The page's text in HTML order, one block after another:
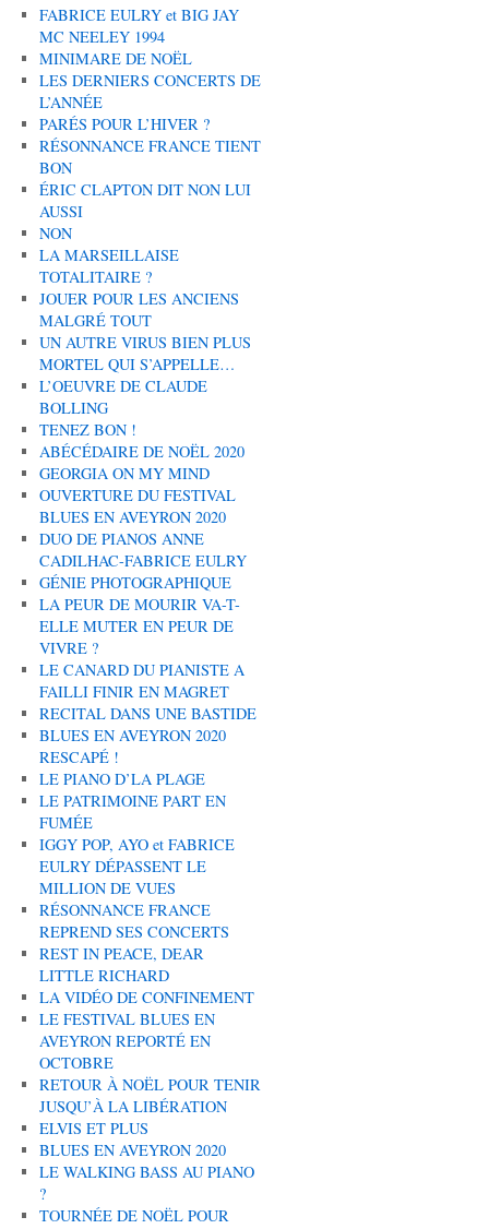
FABRICE EULRY et BIG JAY
MC NEELEY 1994
MINIMARE DE NOËL
LES DERNIERS CONCERTS DE
L’ANNÉE
PARÉS POUR L’HIVER ?
RÉSONNANCE FRANCE TIENT
BON
ÉRIC CLAPTON DIT NON LUI
AUSSI
NON
LA MARSEILLAISE
TOTALITAIRE ?
JOUER POUR LES ANCIENS
MALGRÉ TOUT
UN AUTRE VIRUS BIEN PLUS
MORTEL QUI S’APPELLE…
L’OEUVRE DE CLAUDE
BOLLING
TENEZ BON !
ABÉCÉDAIRE DE NOËL 2020
GEORGIA ON MY MIND
OUVERTURE DU FESTIVAL
BLUES EN AVEYRON 2020
DUO DE PIANOS ANNE
CADILHAC-FABRICE EULRY
GÉNIE PHOTOGRAPHIQUE
LA PEUR DE MOURIR VA-T-
ELLE MUTER EN PEUR DE
VIVRE ?
LE CANARD DU PIANISTE A
FAILLI FINIR EN MAGRET
RECITAL DANS UNE BASTIDE
BLUES EN AVEYRON 2020
RESCAPÉ !
LE PIANO D’LA PLAGE
LE PATRIMOINE PART EN
FUMÉE
IGGY POP, AYO et FABRICE
EULRY DÉPASSENT LE
MILLION DE VUES
RÉSONNANCE FRANCE
REPREND SES CONCERTS
REST IN PEACE, DEAR
LITTLE RICHARD
LA VIDÉO DE CONFINEMENT
LE FESTIVAL BLUES EN
AVEYRON REPORTÉ EN
OCTOBRE
RETOUR À NOËL POUR TENIR
JUSQU’À LA LIBÉRATION
ELVIS ET PLUS
BLUES EN AVEYRON 2020
LE WALKING BASS AU PIANO
?
TOURNÉE DE NOËL POUR